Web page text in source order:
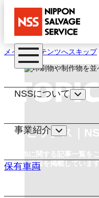
メインコンテンツへスキップ
NSSについて
事業紹介
保有車両
トピックス｜
NSSに関する記事一覧を
まな情報を掲載しています